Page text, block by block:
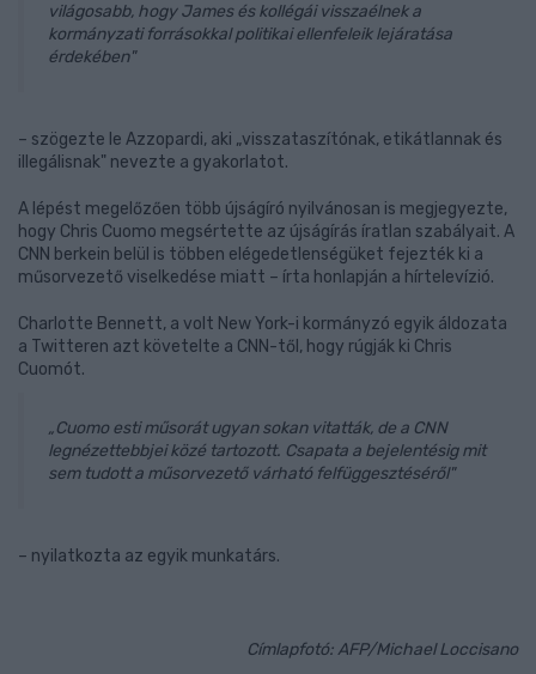
világosabb, hogy James és kollégái visszaélnek a
kormányzati forrásokkal politikai ellenfeleik lejáratása
érdekében"
– szögezte le Azzopardi, aki „visszataszítónak, etikátlannak és
illegálisnak" nevezte a gyakorlatot.
A lépést megelőzően több újságíró nyilvánosan is megjegyezte,
hogy Chris Cuomo megsértette az újságírás íratlan szabályait. A
CNN berkein belül is többen elégedetlenségüket fejezték ki a
műsorvezető viselkedése miatt – írta honlapján a hírtelevízió.
Charlotte Bennett, a volt New York-i kormányzó egyik áldozata
a Twitteren azt követelte a CNN-től, hogy rúgják ki Chris
Cuomót.
„Cuomo esti műsorát ugyan sokan vitatták, de a CNN
legnézettebbjei közé tartozott. Csapata a bejelentésig mit
sem tudott a műsorvezető várható felfüggesztéséről"
– nyilatkozta az egyik munkatárs.
Címlapfotó: AFP/Michael Loccisano